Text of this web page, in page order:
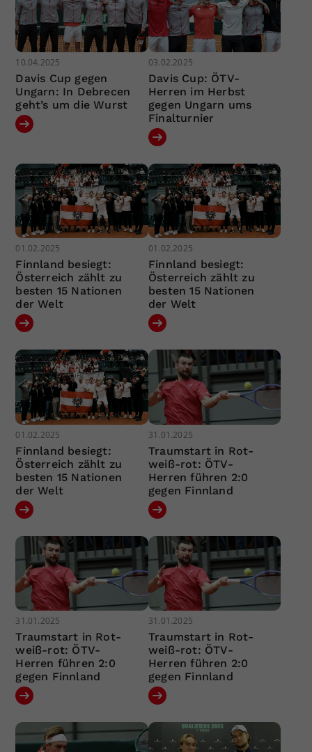
10.04.2025
Davis Cup gegen
Ungarn: In Debrecen
geht’s um die Wurst
03.02.2025
Davis Cup: ÖTV-
Herren im Herbst
gegen Ungarn ums
Finalturnier
01.02.2025
Finnland besiegt:
Österreich zählt zu
besten 15 Nationen
der Welt
01.02.2025
Finnland besiegt:
Österreich zählt zu
besten 15 Nationen
der Welt
01.02.2025
Finnland besiegt:
Österreich zählt zu
besten 15 Nationen
der Welt
31.01.2025
Traumstart in Rot-
weiß-rot: ÖTV-
Herren führen 2:0
gegen Finnland
31.01.2025
Traumstart in Rot-
weiß-rot: ÖTV-
Herren führen 2:0
gegen Finnland
31.01.2025
Traumstart in Rot-
weiß-rot: ÖTV-
Herren führen 2:0
gegen Finnland